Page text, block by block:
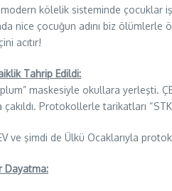
kölelik sisteminde çocuklar
nice çocuğun adını biz
acıtır!
Tahrip Edildi:
maskesiyle okullara yerleşti.
Protokollerle tarikatları
ve şimdi de Ülkü Ocaklarıyla
Dayatma: